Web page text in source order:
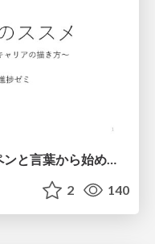
言葉の格闘技のススメ～紙とペンと言葉から始める、キャリアの描き方～
2 140